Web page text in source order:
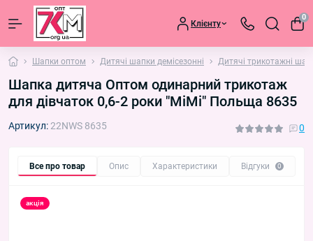
Клієнту
0
Шапки оптом Дитячі шапки демісезонні Дитячі трикотажні
Шапка дитяча Оптом одинарний трикотаж
для дівчаток 0,6-2 роки "MiMi" Польща 8635
Артикул:22NWS 8635 0
Все про товар Опис Характеристики Відгуки 0
акція